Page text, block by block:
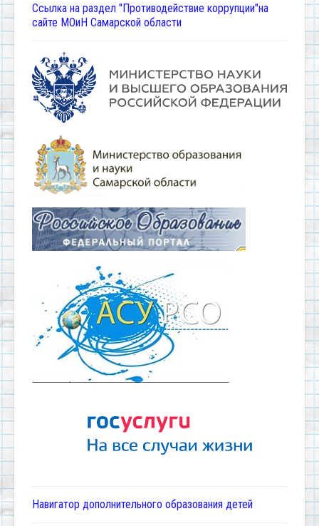
Ссылка на раздел "Противодействие коррупции"на
сайте МОиН Самарской области
Навигатор дополнительного образования детей